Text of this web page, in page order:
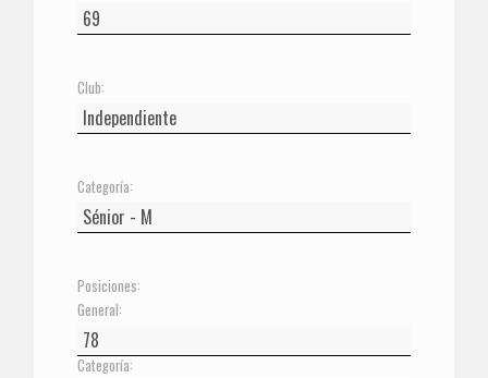
Club:
Categoría:
Posiciones:
General:
Categoría: